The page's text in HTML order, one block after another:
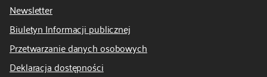
Newsletter
Biuletyn Informacji publicznej
Przetwarzanie danych osobowych
Deklaracja dostępności